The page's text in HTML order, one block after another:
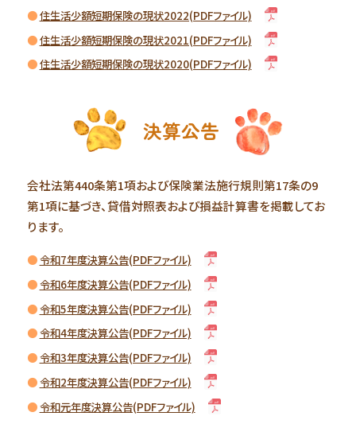
住生活少額短期保険の現状2022(PDFファイル)
住生活少額短期保険の現状2021(PDFファイル)
住生活少額短期保険の現状2020(PDFファイル)
決算公告
会社法第440条第1項および保険業法施行規則第17条の9
第1項に基づき、貸借対照表および損益計算書を掲載してお
ります。
令和7年度決算公告(PDFファイル)
令和6年度決算公告(PDFファイル)
令和5年度決算公告(PDFファイル)
令和4年度決算公告(PDFファイル)
令和3年度決算公告(PDFファイル)
令和2年度決算公告(PDFファイル)
令和元年度決算公告(PDFファイル)